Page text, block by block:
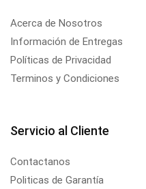
Acerca de Nosotros
Información de Entregas
Políticas de Privacidad
Terminos y Condiciones
Servicio al Cliente
Contactanos
Politicas de Garantía